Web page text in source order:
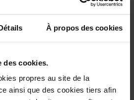
À propos des cookies
cookies.
propres au site de la
ainsi que des cookies tiers afin
un régime d’aides pour la
de l’utilisation rationnelle de